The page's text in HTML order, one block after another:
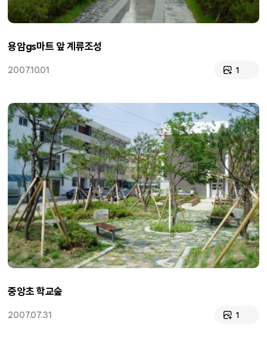
용암gs마트 앞 계류조성
2007.10.01 1
중앙초 학교숲
2007.07.31 1